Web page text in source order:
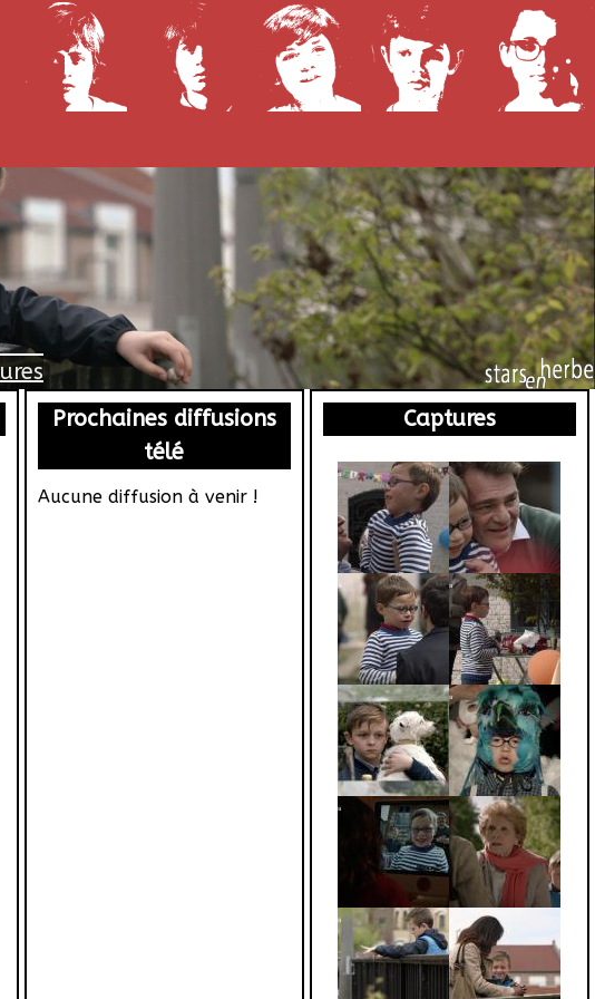
Prochaines diffusions
télé
Aucune diffusion à venir !
Captures